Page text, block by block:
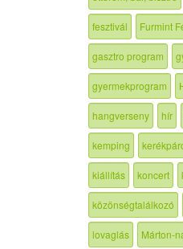
fesztivál Furmint
gasztro program
gyermekprogram
hangverseny hír
kemping
kiállítás koncert
közönségtalálkozó
lovaglás Márton-